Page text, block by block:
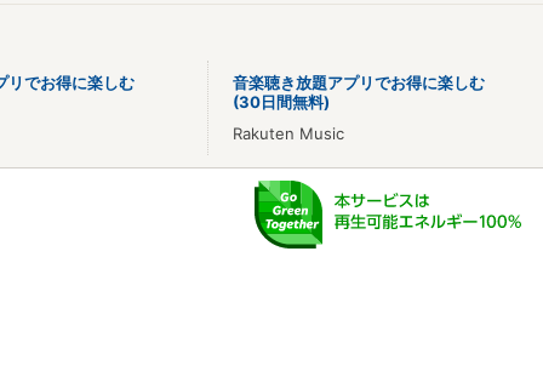
リでお得に楽しむ
音楽聴き放題アプリでお得に楽しむ
(30日間無料)
Rakuten Music